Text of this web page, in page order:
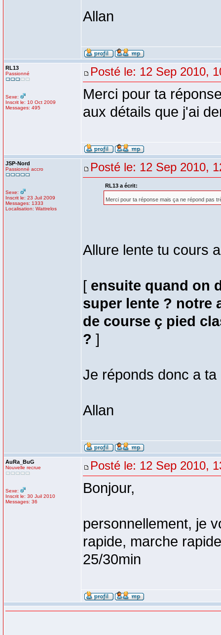
Allan
RL13
Passionné
Sexe:
Inscrit le: 10 Oct 2009
Messages: 495
Posté le: 12 Sep 2010,
Merci pour ta
aux détails que j'ai
JSP-Nord
Passionné accro
Sexe:
Inscrit le: 23 Juil 2009
Messages: 1333
Localisation: Wattrelos
Posté le: 12 Sep 2010,
RL13 a écrit:
Merci pour ta réponse mais ça ne répond pas
Allure lente tu cours
[ ensuite quand on
super lente ? notre
de course ç pied
? ]
Je réponds donc a ta
Allan
AuRa_BuG
Nouvelle recrue
Sexe:
Inscrit le: 30 Juil 2010
Messages: 36
Posté le: 12 Sep 2010,
Bonjour,
personnellement, je
rapide, marche
25/30min